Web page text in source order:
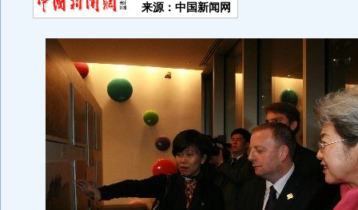
来源：中国新闻网